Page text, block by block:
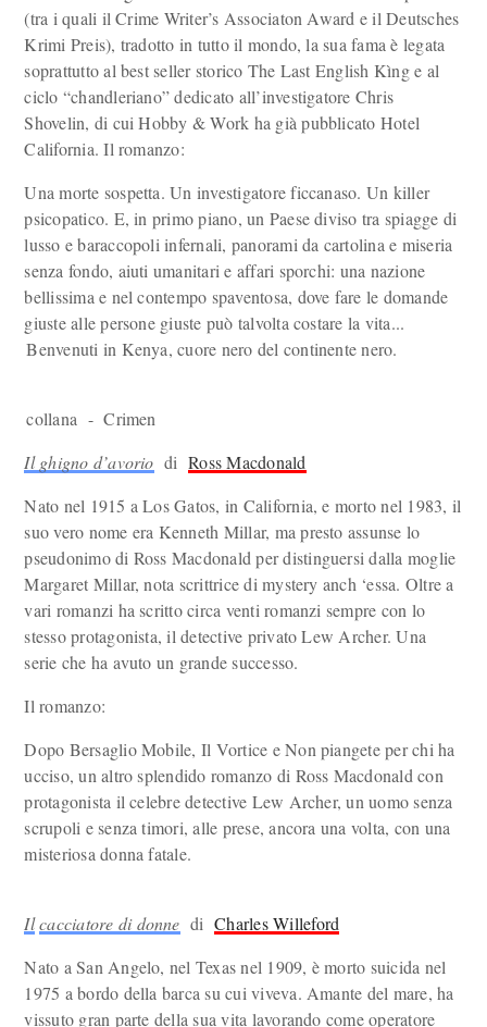
(tra i quali il Crime Writer’s Associaton Award e il Deutsches
Krimi Preis), tradotto in tutto il mondo, la sua fama è legata
soprattutto al best seller storico The Last English Kìng e al
ciclo “chandleriano” dedicato all’investigatore Chris
Shovelin, di cui Hobby & Work ha già pubblicato Hotel
California. Il romanzo:
Una morte sospetta. Un investigatore ficcanaso. Un killer
psicopatico. E, in primo piano, un Paese diviso tra spiagge di
lusso e baraccopoli infernali, panorami da cartolina e miseria
senza fondo, aiuti umanitari e affari sporchi: una nazione
bellissima e nel contempo spaventosa, dove fare le domande
giuste alle persone giuste può talvolta costare la vita...
Benvenuti in Kenya, cuore nero del continente nero.
collana - Crimen
Il ghigno d’avorio diRoss Macdonald
Nato nel 1915 a Los Gatos, in California, e morto nel 1983, il
suo vero nome era Kenneth Millar, ma presto assunse lo
pseudonimo di Ross Macdonald per distinguersi dalla moglie
Margaret Millar, nota scrittrice di mystery anch ‘essa. Oltre a
vari romanzi ha scritto circa venti romanzi sempre con lo
stesso protagonista, il detective privato Lew Archer. Una
serie che ha avuto un grande successo.
Il romanzo:
Dopo Bersaglio Mobile, Il Vortice e Non piangete per chi ha
ucciso, un altro splendido romanzo di Ross Macdonald con
protagonista il celebre detective Lew Archer, un uomo senza
scrupoli e senza timori, alle prese, ancora una volta, con una
misteriosa donna fatale.
Il cacciatore di donne diCharles Willeford
Nato a San Angelo, nel Texas nel 1909, è morto suicida nel
1975 a bordo della barca su cui viveva. Amante del mare, ha
vissuto gran parte della sua vita lavorando come operatore